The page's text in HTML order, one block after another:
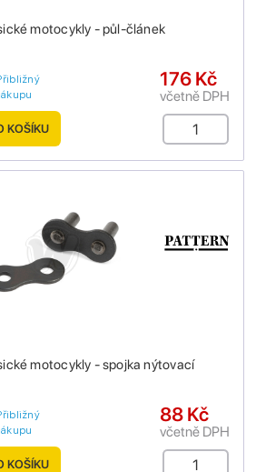
motocykly - půl-článek
176 Kč
včetně DPH
KOŠÍKU
motocykly - spojka nýtovací
88 Kč
včetně DPH
KOŠÍKU